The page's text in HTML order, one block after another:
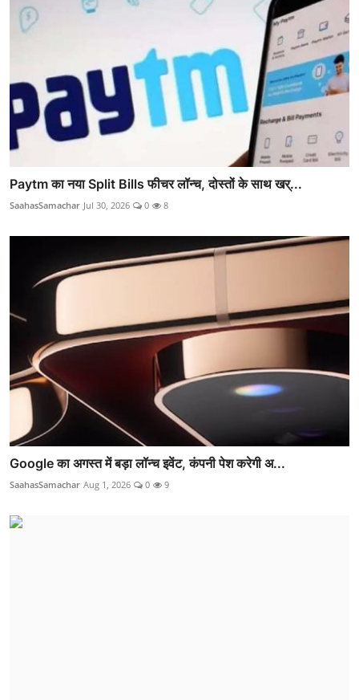
Paytm का नया Split Bills फीचर लॉन्च, दोस्तों के साथ खर्...
SaahasSamachar Jul 30, 2026 0 8
Google का अगस्त में बड़ा लॉन्च इवेंट, कंपनी पेश करेगी अ...
SaahasSamachar Aug 1, 2026 0 9